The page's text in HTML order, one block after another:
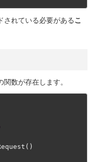
れている必要があるこ
数が存在します。